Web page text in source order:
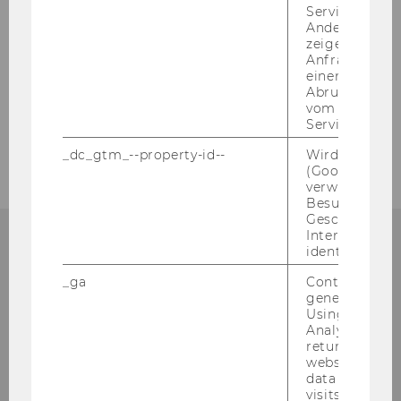
Institute for Public Sector
Service
Andere
zeigen Opt-
Anfrage im
einen Fehler
Abrufen
vom AMP
Service an.
_dc_gtm_--property-id--
Wird von
(Google Tag
verwendet,
Besucher
Geschlecht
Interessen zu
identifizieren.
_ga
Contains a
generated
Using this
Analytics can
returning
website and
data from
visits.